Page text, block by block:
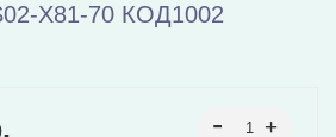
X81-70 КОД1002